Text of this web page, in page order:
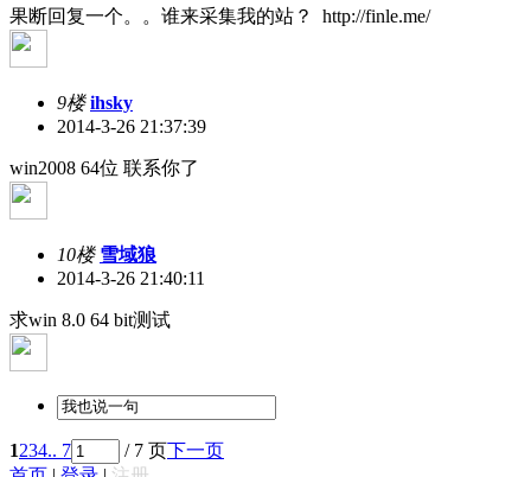
果断回复一个。。谁来采集我的站？ http://finle.me/
9楼 ihsky
2014-3-26 21:37:39
win2008 64位 联系你了
10楼 雪域狼
2014-3-26 21:40:11
求win 8.0 64 bit测试
1234.. 7 / 7 页下一页